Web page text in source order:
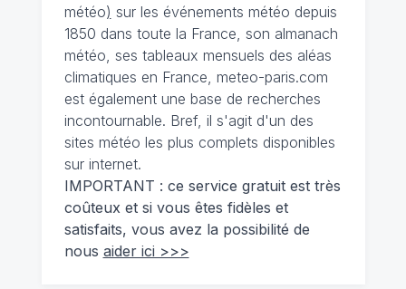
météo) sur les événements météo depuis
1850 dans toute la France, son almanach
météo, ses tableaux mensuels des aléas
climatiques en France, meteo-paris.com
est également une base de recherches
incontournable. Bref, il s'agit d'un des
sites météo les plus complets disponibles
sur internet.
IMPORTANT : ce service gratuit est très
coûteux et si vous êtes fidèles et
satisfaits, vous avez la possibilité de
nous aider ici >>>